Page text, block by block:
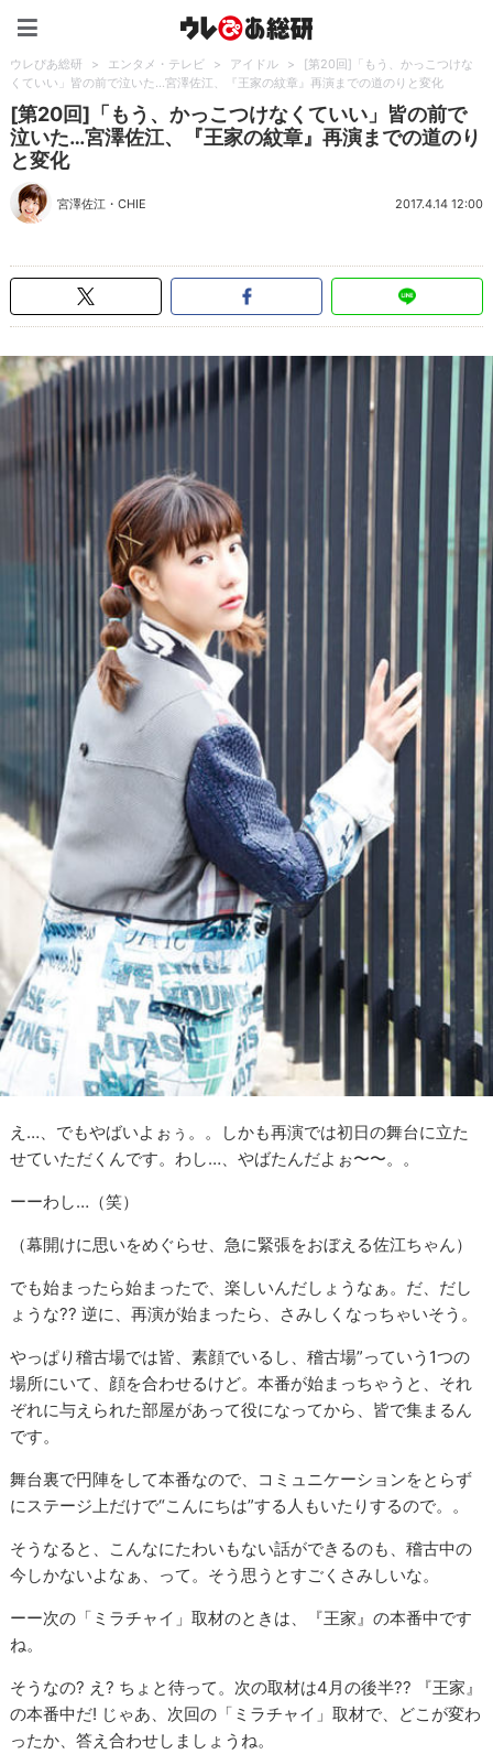
ウレぴあ総研 > エンタメ・テレビ > アイドル >
[第20回]「もう、かっこつけな
くていい」皆の前で泣いた…宮澤佐江、『王家の紋章』再演までの道のりと変化
[第20回]「もう、かっこつけなくていい」皆の前で
泣いた…宮澤佐江、『王家の紋章』再演までの道のり
と変化
宮澤佐江 ・CHIE 2017.4.14 12:00
え…、でもやばいよぉぅ。。しかも再演では初日の舞台に立た
せていただくんです。わし…、やばたんだよぉ〜〜。。
ーーわし…（笑）
（幕開けに思いをめぐらせ、急に緊張をおぼえる佐江ちゃん）
でも始まったら始まったで、楽しいんだしょうなぁ。だ、だし
ょうな?? 逆に、再演が始まったら、さみしくなっちゃいそう。
やっぱり稽古場では皆、素顔でいるし、稽古場”っていう1つの
場所にいて、顔を合わせるけど。本番が始まっちゃうと、それ
ぞれに与えられた部屋があって役になってから、皆で集まるん
です。
舞台裏で円陣をして本番なので、コミュニケーションをとらず
にステージ上だけで“こんにちは”する人もいたりするので。。
そうなると、こんなにたわいもない話ができるのも、稽古中の
今しかないよなぁ、って。そう思うとすごくさみしいな。
ーー次の「ミラチャイ」取材のときは、『王家』の本番中です
ね。
そうなの? え? ちょと待って。次の取材は4月の後半?? 『王家』
の本番中だ! じゃあ、次回の「ミラチャイ」取材で、どこが変わ
ったか、答え合わせしましょうね。